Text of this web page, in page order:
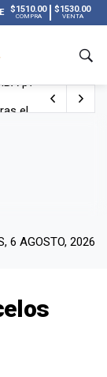
$1510.00
COMPRA
$1530.00
VENTA
el incidente
6 AGOSTO, 2026